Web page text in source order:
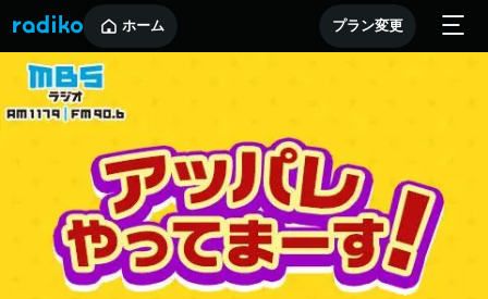
ホーム プラン変更